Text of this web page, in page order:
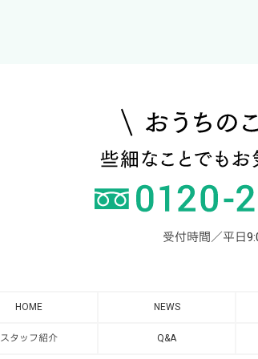
受付時間／平日
HOME NEWS
スタッフ紹介 Q&A